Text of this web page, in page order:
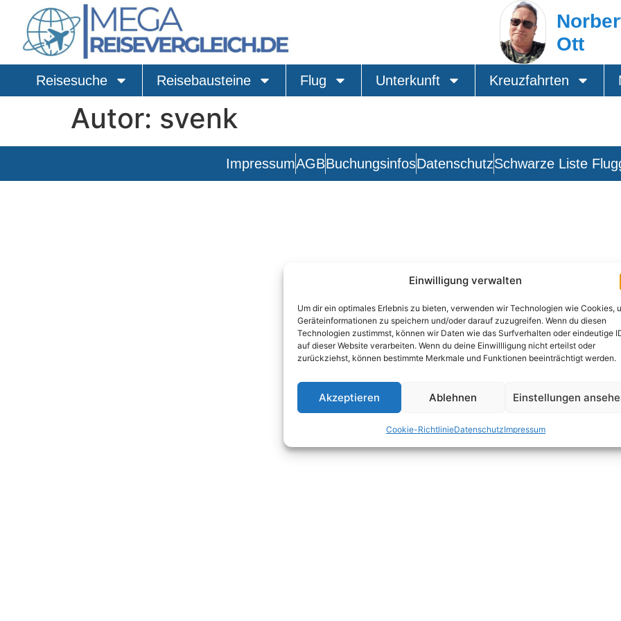
Einwilligung verwalten
Um dir ein optimales Erlebnis zu bieten, verwenden wir Technologien wie Cookies,
Geräteinformationen zu speichern und/oder darauf zuzugreifen. Wenn du diesen
Technologien zustimmst, können wir Daten wie das Surfverhalten oder eindeutige
auf dieser Website verarbeiten. Wenn du deine Einwillligung nicht erteilst oder
zurückziehst, können bestimmte Merkmale und Funktionen beeinträchtigt werden.
Akzeptieren Ablehnen Einstellungen
Cookie-RichtlinieDatenschutzImpressum
Ott
Reisesuche
Reisebausteine Flug Unterkunft Kreuzfahrten
Autor: svenk
ImpressumAGBBuchungsinfosDatenschutzSchwarze Liste